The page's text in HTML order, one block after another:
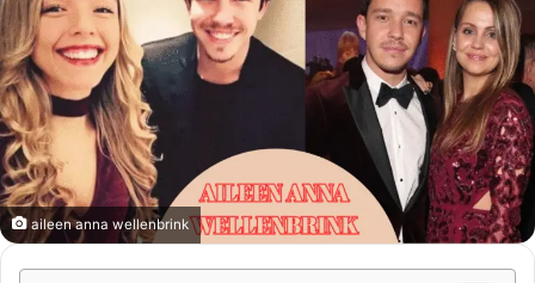
aileen anna wellenbrink